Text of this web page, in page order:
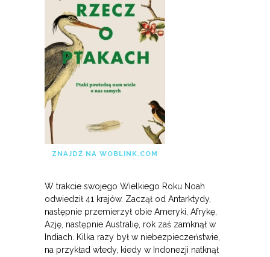
ZNAJDŹ NA WOBLINK.COM
W trakcie swojego Wielkiego Roku Noah
odwiedził 41 krajów. Zaczął od Antarktydy,
następnie przemierzył obie Ameryki, Afrykę,
Azję, następnie Australię, rok zaś zamknął w
Indiach. Kilka razy był w niebezpieczeństwie,
na przykład wtedy, kiedy w Indonezji natknął